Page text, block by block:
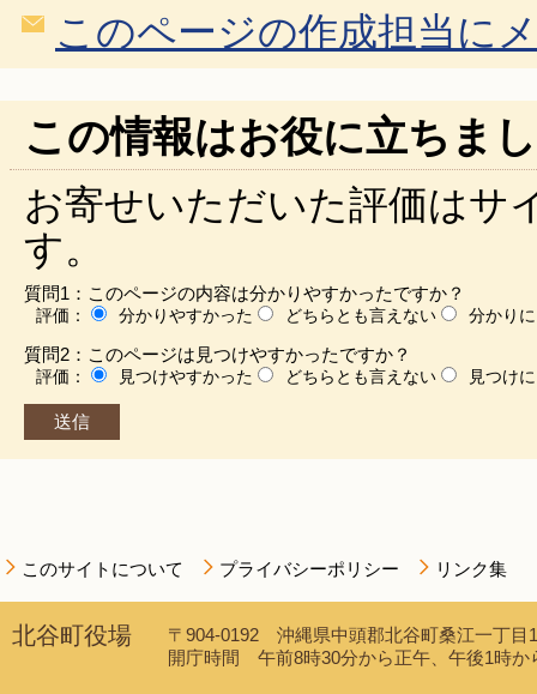
このページの作成担当に
この情報はお役に立ちま
お寄せいただいた評価はサ
す。
質問1：このページの内容は分かりやすかったですか？
評価： 分かりやすかった どちらとも言えない 分かり
質問2：このページは見つけやすかったですか？
評価： 見つけやすかった どちらとも言えない 見つけ
このサイトについて プライバシーポリシー リンク集
北谷町役場
〒904-0192 沖縄県中頭郡北谷町桑江一丁
開庁時間 午前8時30分から正午、午後1時か